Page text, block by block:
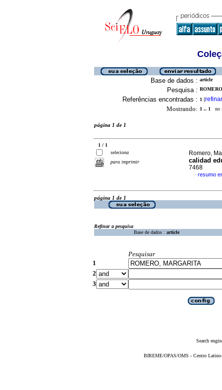
Base de dados : article
Pesquisa :
Referências encontradas : 1 [refinar
Mostrando: 1 .. 1 no
página 1 de 1
1 / 1
seleciona
para imprimir
Romero,
calidad
7468
· resumo
página 1 de 1
Refinar a pesquisa
Base de dados : article
Pesquisar
1
2
3
Search
BIREME/OPAS/OMS - Centro Latino-